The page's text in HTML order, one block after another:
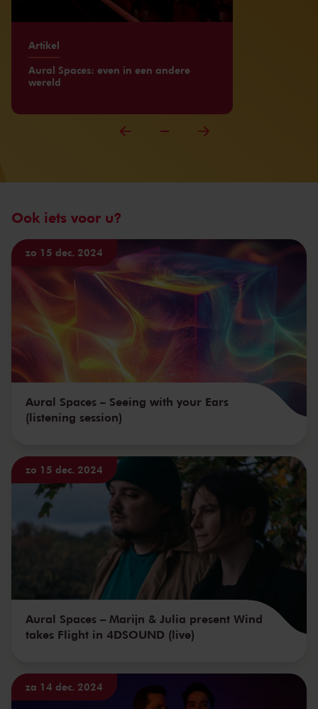
Artikel
Aural Spaces: even in een andere
wereld
Ook iets voor u?
zo 15 dec. 2024
Aural Spaces – Seeing with your Ears
(listening session)
zo 15 dec. 2024
Aural Spaces – Marijn & Julia present Wind
takes Flight in 4DSOUND (live)
za 14 dec. 2024